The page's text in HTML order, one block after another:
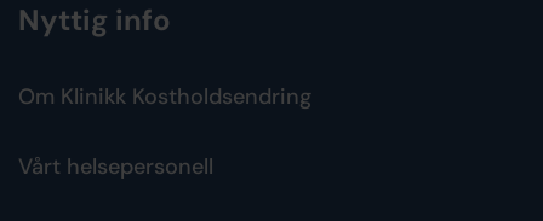
Nyttig info
Om Klinikk Kostholdsendring
Vårt helsepersonell